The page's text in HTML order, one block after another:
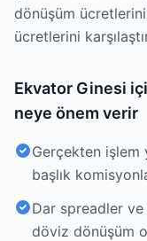
dönüşüm
ücretlerini
Ekvator Ginesi
neye önem verir
Gerçekten işlem
başlık
Dar spreadler
döviz dönüşüm